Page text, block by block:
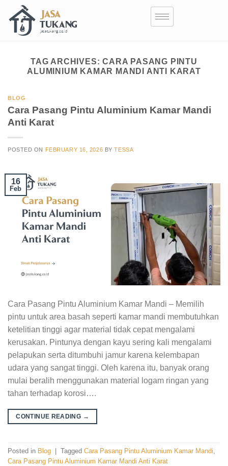
TAG ARCHIVES:CARA PASANG PINTU
ALUMINIUM KAMAR MANDI ANTI KARAT
BLOG
Cara Pasang Pintu Aluminium Kamar Mandi
Anti Karat
POSTED ON FEBRUARY 16, 2026 BYTESSA
16
Feb
Cara Pasang Pintu Aluminium Kamar Mandi – Memilih
pintu untuk area basah seperti kamar mandi membutuhkan
ketelitian tinggi agar material tidak cepat mengalami
kerusakan. Pintunya dengan kayu sering kali mengalami
pelapukan serta ditumbuhi jamur karena kelembapan
udara yang sangat tinggi. Oleh karena itu, banyak orang
mulai beralih menggunakan material logam ringan yang
tahan terhadap korosi….
CONTINUE READING →
Posted in Blog Tagged Cara Pasang Pintu Aluminium Kamar Mandi,
Cara Pasang Pintu Aluminium Kamar Mandi Anti Karat